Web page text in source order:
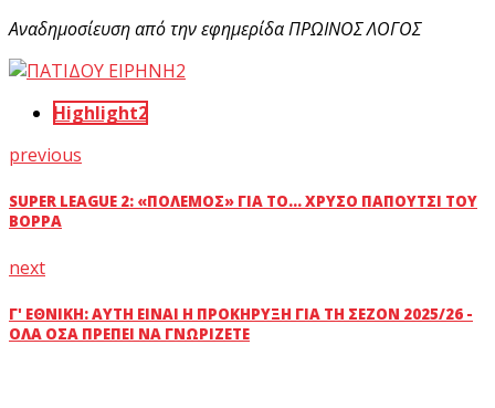
Αναδημοσίευση από την εφημερίδα ΠΡΩΙΝΟΣ ΛΟΓΟΣ
Highlight2
previous
SUPER LEAGUE 2: «ΠΌΛΕΜΟΣ» ΓΙΑ ΤΟ... ΧΡΥΣΌ ΠΑΠΟΎΤΣΙ ΤΟΥ
ΒΟΡΡΆ
next
Γ' ΕΘΝΙΚΉ: ΑΥΤΉ ΕΊΝΑΙ Η ΠΡΟΚΉΡΥΞΗ ΓΙΑ ΤΗ ΣΕΖΌΝ 2025/26 -
ΌΛΑ ΌΣΑ ΠΡΈΠΕΙ ΝΑ ΓΝΩΡΊΖΕΤΕ